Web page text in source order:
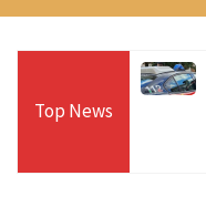
Top News
campi rom e
17 denunce e